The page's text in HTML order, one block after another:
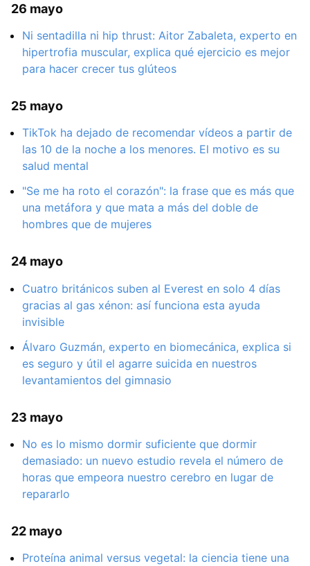
26 mayo
Ni sentadilla ni hip thrust: Aitor Zabaleta, experto en
hipertrofia muscular, explica qué ejercicio es mejor
para hacer crecer tus glúteos
25 mayo
TikTok ha dejado de recomendar vídeos a partir de
las 10 de la noche a los menores. El motivo es su
salud mental
"Se me ha roto el corazón": la frase que es más que
una metáfora y que mata a más del doble de
hombres que de mujeres
24 mayo
Cuatro británicos suben al Everest en solo 4 días
gracias al gas xénon: así funciona esta ayuda
invisible
Álvaro Guzmán, experto en biomecánica, explica si
es seguro y útil el agarre suicida en nuestros
levantamientos del gimnasio
23 mayo
No es lo mismo dormir suficiente que dormir
demasiado: un nuevo estudio revela el número de
horas que empeora nuestro cerebro en lugar de
repararlo
22 mayo
Proteína animal versus vegetal: la ciencia tiene una